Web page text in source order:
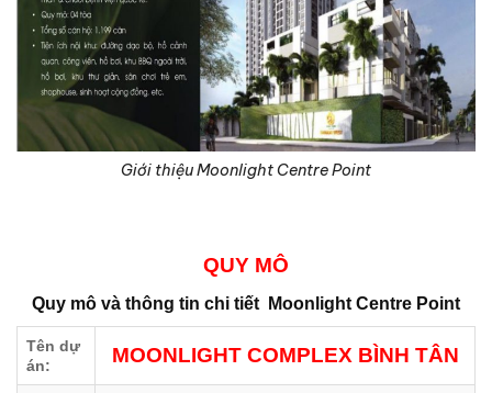
Giới thiệu Moonlight Centre Point
QUY MÔ
Quy mô và thông tin chi tiết Moonlight Centre Point
Tên dự
án:
MOONLIGHT COMPLEX BÌNH TÂN